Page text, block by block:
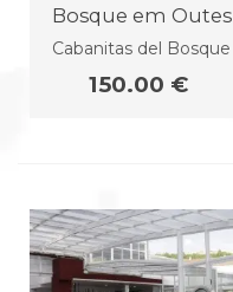
Bosque em Outes
Cabanitas del Bosque
150.00 €